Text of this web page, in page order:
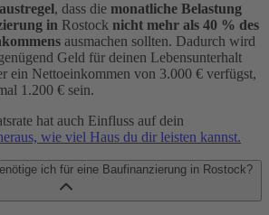
, dass die monatliche Belastung
in Rostock nicht mehr als 40 % des
ausmachen sollten. Dadurch wird
Geld für deinen Lebensunterhalt
ein Nettoeinkommen von 3.000 € verfügst,
1.200 € sein.
hat auch Einfluss auf dein
wie viel Haus du dir leisten kannst.
ich für eine Baufinanzierung in Rostock?